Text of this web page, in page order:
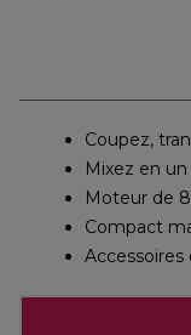
Coupez,
Mixez en
Moteur de
Compact
Accessoires